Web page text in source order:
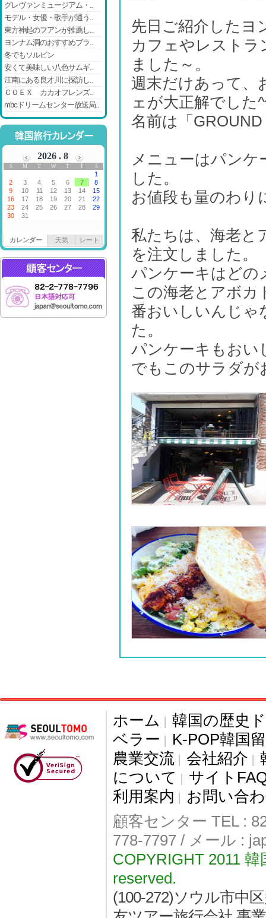
グレヴァンミュージアム・..
モデル・女優・歌手が通う..
東方神起のフアンが推薦し..
ヨンナム洞のおすすめブラ..
冬でもソルビン
安くて美味しい八色サムギ..
江南にある良才川に探訪し..
ＣＯＥＸ カカオフレンズ..
mbcドリームセンター放送局..
カレンダー 天気 レート
先日ご紹介したヨ
カフェやレストラ
ました～。
週末だけあって、
ェが大正解でした
名前は「
メニューはパン
した。
お値段も量のわり
私たちは、海老と
を注文しました。
パンケーキはどの
この海老とアボカ
番おいしいんじゃ
た。
パンケーキもおい
でもこのサラダが
ホーム | 韓国の歴史
ベラー | K-POP韓国
農業交流 | 会社紹介 |
について | サイト
利用案内 | お問い合
顧客センター TEL :
778-7797 / メール :
COPYRIGHT 2011
reserved.
(100-272)ソウル市中